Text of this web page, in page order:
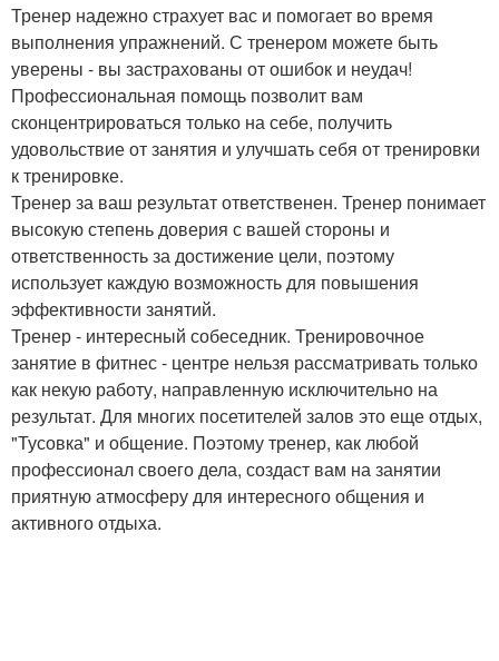
Тренер надежно страхует вас и помогает во время
выполнения упражнений. С тренером можете быть
уверены - вы застрахованы от ошибок и неудач!
Профессиональная помощь позволит вам
сконцентрироваться только на себе, получить
удовольствие от занятия и улучшать себя от тренировки
к тренировке.
Тренер за ваш результат ответственен. Тренер понимает
высокую степень доверия с вашей стороны и
ответственность за достижение цели, поэтому
использует каждую возможность для повышения
эффективности занятий.
Тренер - интересный собеседник. Тренировочное
занятие в фитнес - центре нельзя рассматривать только
как некую работу, направленную исключительно на
результат. Для многих посетителей залов это еще отдых,
"Тусовка" и общение. Поэтому тренер, как любой
профессионал своего дела, создаст вам на занятии
приятную атмосферу для интересного общения и
активного отдыха.